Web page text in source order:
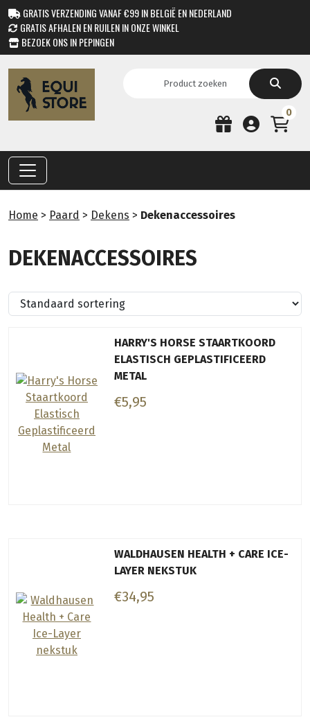
GRATIS VERZENDING VANAF €99 IN BELGIË EN NEDERLAND
GRATIS AFHALEN EN RUILEN IN ONZE WINKEL
BEZOEK ONS IN PEPINGEN
0
Home > Paard > Dekens > Dekenaccessoires
DEKENACCESSOIRES
HARRY'S HORSE STAARTKOORD
ELASTISCH GEPLASTIFICEERD
METAL
€5,95
WALDHAUSEN HEALTH + CARE ICE-
LAYER NEKSTUK
€34,95